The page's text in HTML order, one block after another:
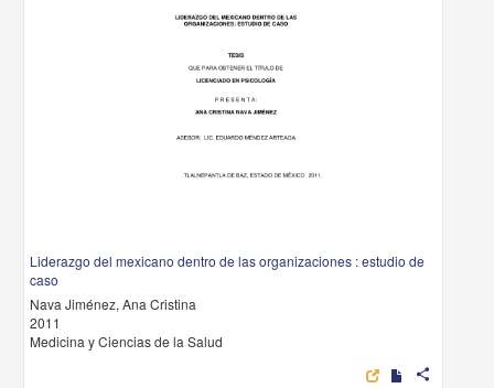
Liderazgo del mexicano dentro de las organizaciones : estudio de
caso
Nava Jiménez, Ana Cristina
2011
Medicina y Ciencias de la Salud
share